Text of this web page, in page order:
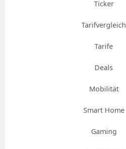
Ticker
Tarifvergleich
Tarife
Deals
Mobilität
Smart Home
Gaming